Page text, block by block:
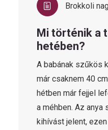
Brokkoli
Mi történik a
hetében?
A babának szűkös
már csaknem 40
hétben már fejjel
a méhben. Az anya
kihívást jelent,